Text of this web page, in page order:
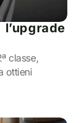
l’upgrade
classe,
ottieni